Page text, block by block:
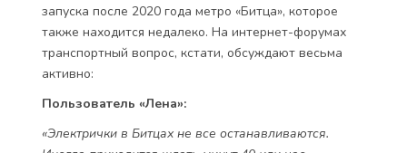
запуска после 2020 года метро «Битца», которое
также находится недалеко. На интернет-форумах
транспортный вопрос, кстати, обсуждают весьма
активно:
Пользователь «Лена»:
«Электрички в Битцах не все останавливаются.